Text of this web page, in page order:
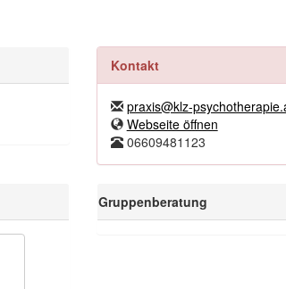
Kontakt
praxis@klz-
Webseite öffnen
06609481123
Gruppenberatung